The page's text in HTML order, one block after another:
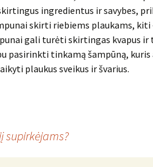
ingredientus ir savybes,
skirti riebiems plaukams, kiti
gali turėti skirtingas kvapus
pasirinkti tinkamą šampūną,
plaukus sveikus ir švarius.
supirkėjams?